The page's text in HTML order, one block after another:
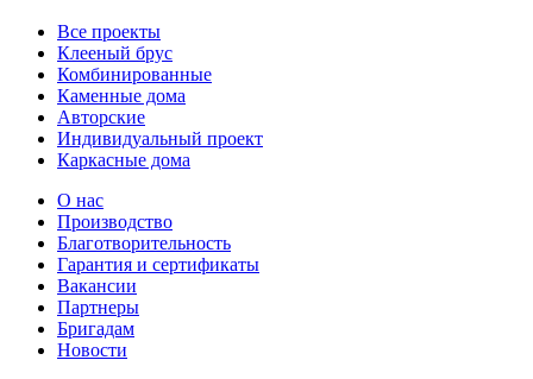
Все проекты
Клееный брус
Комбинированные
Каменные дома
Авторские
Индивидуальный проект
Каркасные дома
О нас
Производство
Благотворительность
Гарантия и сертификаты
Вакансии
Партнеры
Бригадам
Новости